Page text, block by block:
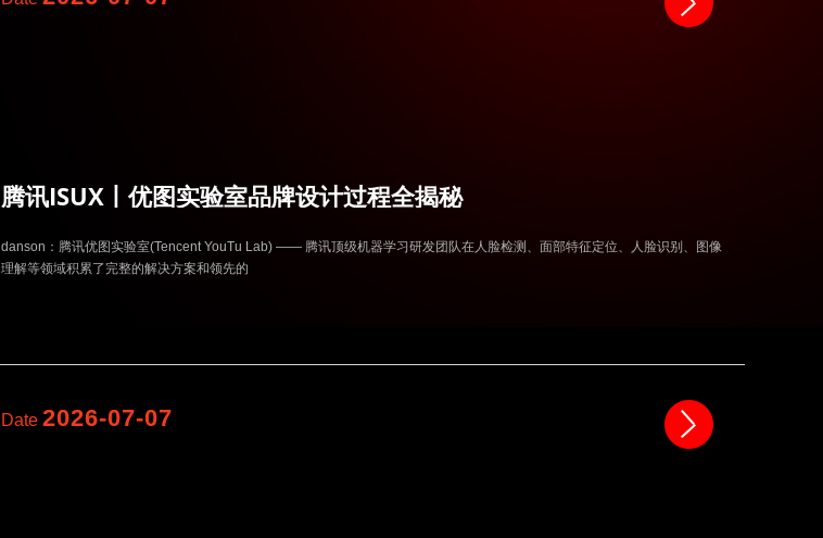
腾讯ISUX丨优图实验室品牌设计过程全揭秘
danson：腾讯优图实验室(Tencent YouTu Lab) —— 腾讯顶级机器学习研发团队在人脸检测、面部特征定位、人脸识别、图像
理解等领域积累了完整的解决方案和领先的
Date2026-07-07